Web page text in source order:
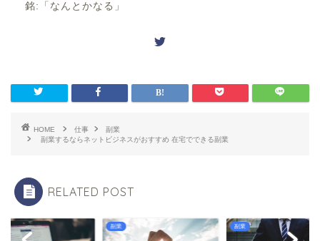
銘:「なんとかなる」
HOME 仕事
副業
副業するならネットビジネスがおすすめ 在宅でできる副業
RELATED POST
副業 副業